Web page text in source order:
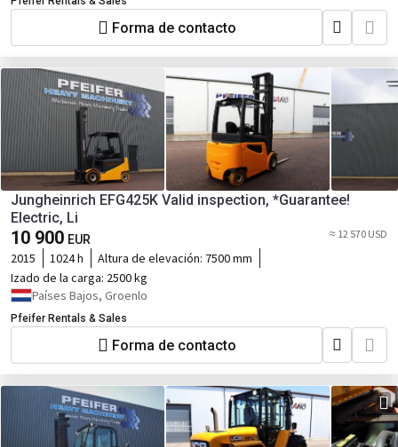
Forma de contacto
Jungheinrich EFG425K Valid inspection, *Guarantee!
Electric, Li
10 900 EUR ≈ 12 570 USD
2015 1024 h Altura de elevación: 7500 mm
Izado de la carga: 2500 kg
Países Bajos, Groenlo
Pfeifer Rentals & Sales
Forma de contacto